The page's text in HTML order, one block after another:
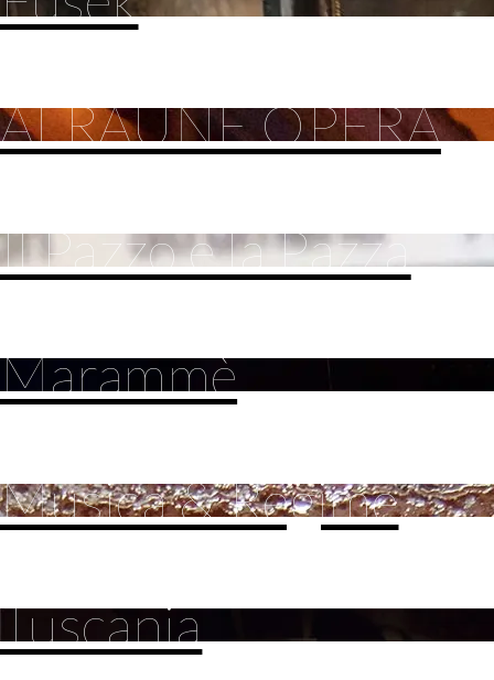
ALRAUNE OPERA
Il Pazzo e la Pazza
Marammè
Musica & Regime
Tuscania